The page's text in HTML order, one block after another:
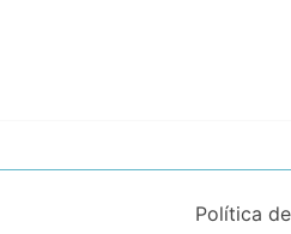
Política